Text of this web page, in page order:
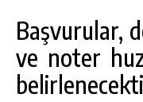
Başvurular,
ve noter